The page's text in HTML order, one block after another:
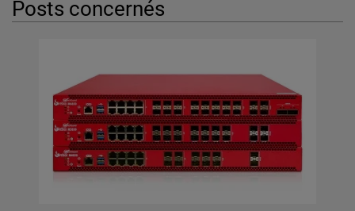
Posts concernés